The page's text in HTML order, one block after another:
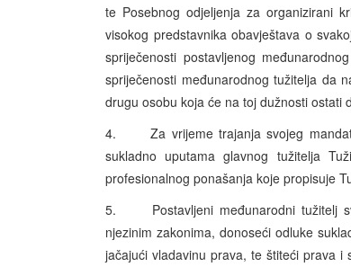
te Posebnog odjeljenja za organizirani
visokog predstavnika obavještava o
spriječenosti postavljenog
spriječenosti međunarodnog tužitelja da
drugu osobu koja će na toj dužnosti ostati
4. Za vrijeme trajanja svojeg
sukladno uputama glavnog tužitelja
profesionalnog ponašanja koje propisuje
5. Postavljeni međunarodni tužitelj
njezinim zakonima, donoseći odluke
jačajući vladavinu prava, te štiteći prava